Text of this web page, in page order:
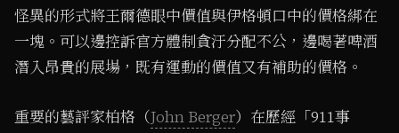
怪異的形式將王爾德眼中價值與伊格頓口中的價格綁在
一塊。可以邊控訴官方體制貪汙分配不公，邊喝著啤酒
潛入昂貴的展場，既有運動的價值又有補助的價格。
重要的藝評家柏格（John Berger）在歷經「911事